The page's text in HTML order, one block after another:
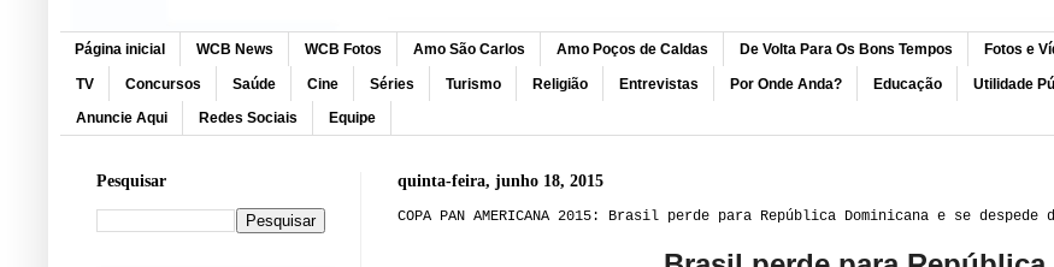
Página inicial WCB News WCB Fotos Amo São Carlos Amo Poços de Caldas De Volta Para Os Bons Tempos Fotos e
TV Concursos Saúde Cine Séries Turismo Religião Entrevistas Por Onde Anda? Educação Utilidade
Anuncie Aqui Redes Sociais Equipe
quinta-feira, junho 18, 2015
COPA PAN AMERICANA 2015: Brasil perde para República Dominicana e se despede
Pesquisar